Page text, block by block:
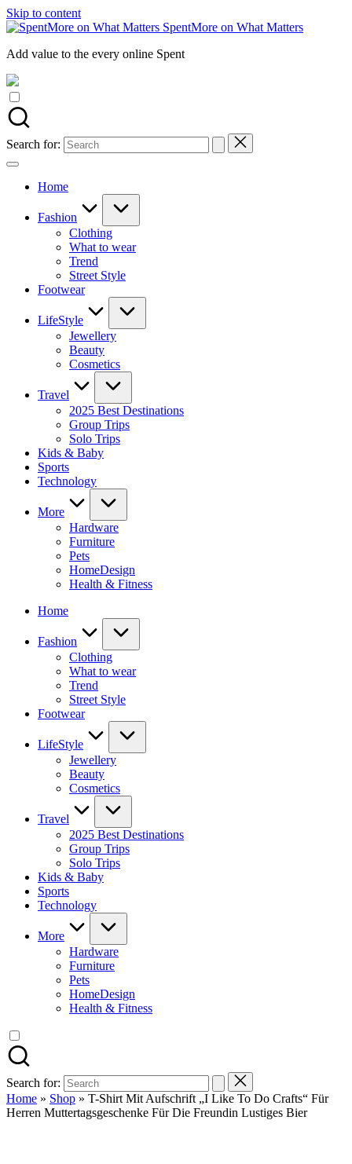
Skip to content
SpentMore on What Matters
Add value to the every online Spent
Search for:
Home
Fashion
Clothing
What to wear
Trend
Street Style
Footwear
LifeStyle
Jewellery
Beauty
Cosmetics
Travel
2025 Best Destinations
Group Trips
Solo Trips
Kids & Baby
Sports
Technology
More
Hardware
Furniture
Pets
HomeDesign
Health & Fitness
Home
Fashion
Clothing
What to wear
Trend
Street Style
Footwear
LifeStyle
Jewellery
Beauty
Cosmetics
Travel
2025 Best Destinations
Group Trips
Solo Trips
Kids & Baby
Sports
Technology
More
Hardware
Furniture
Pets
HomeDesign
Health & Fitness
Search for:
Home » Shop » T-Shirt Mit Aufschrift „I Like To Do Crafts“ Für
Herren Muttertagsgeschenke Für Die Freundin Lustiges Bier